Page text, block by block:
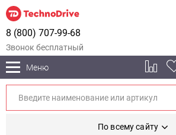
8 (800) 707-99-68
Звонок бесплатный
Меню
По всему сайту